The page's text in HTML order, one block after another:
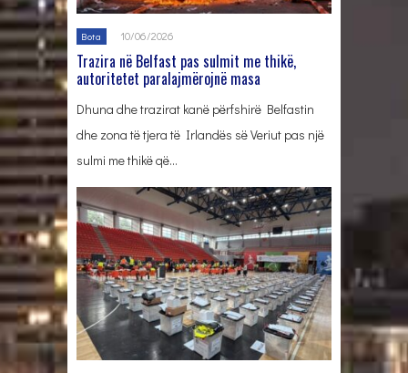
Bota 10/06/2026
Trazira në Belfast pas sulmit me thikë,
autoritetet paralajmërojnë masa
Dhuna dhe trazirat kanë përfshirë Belfastin
dhe zona të tjera të Irlandës së Veriut pas një
sulmi me thikë që…